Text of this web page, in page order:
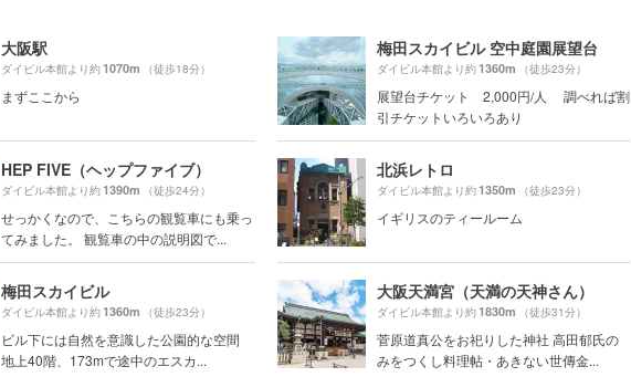
大阪駅
ダイビル本館より約1070m （徒歩18分）
まずここから
梅田スカイビル 空中庭園展望台
ダイビル本館より約1360m （徒歩23分）
展望台チケット 2,000円/人 調べれば割
引チケットいろいろあり
HEP FIVE（ヘップファイブ）
ダイビル本館より約1390m （徒歩24分）
せっかくなので、こちらの観覧車にも乗っ
てみました。 観覧車の中の説明図で...
北浜レトロ
ダイビル本館より約1350m （徒歩23分）
イギリスのティールーム
梅田スカイビル
ダイビル本館より約1360m （徒歩23分）
ビル下には自然を意識した公園的な空間
地上40階、173mで途中のエスカ...
大阪天満宮（天満の天神さん）
ダイビル本館より約1830m （徒歩31分）
菅原道真公をお祀りした神社 高田郁氏の
みをつくし料理帖・あきない世傳金...